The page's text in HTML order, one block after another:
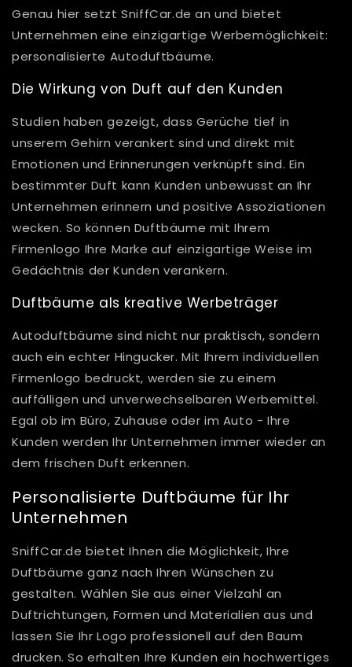
Genau hier setzt SniffCar.de an und bietet
Unternehmen eine einzigartige Werbemöglichkeit:
personalisierte Autoduftbäume.
Die Wirkung von Duft auf den Kunden
Studien haben gezeigt, dass Gerüche tief in
unserem Gehirn verankert sind und direkt mit
Emotionen und Erinnerungen verknüpft sind. Ein
bestimmter Duft kann Kunden unbewusst an Ihr
Unternehmen erinnern und positive Assoziationen
wecken. So können Duftbäume mit Ihrem
Firmenlogo Ihre Marke auf einzigartige Weise im
Gedächtnis der Kunden verankern.
Duftbäume als kreative Werbeträger
Autoduftbäume sind nicht nur praktisch, sondern
auch ein echter Hingucker. Mit Ihrem individuellen
Firmenlogo bedruckt, werden sie zu einem
auffälligen und unverwechselbaren Werbemittel.
Egal ob im Büro, Zuhause oder im Auto - Ihre
Kunden werden Ihr Unternehmen immer wieder an
dem frischen Duft erkennen.
Personalisierte Duftbäume für Ihr
Unternehmen
SniffCar.de bietet Ihnen die Möglichkeit, Ihre
Duftbäume ganz nach Ihren Wünschen zu
gestalten. Wählen Sie aus einer Vielzahl an
Duftrichtungen, Formen und Materialien aus und
lassen Sie Ihr Logo professionell auf den Baum
drucken. So erhalten Ihre Kunden ein hochwertiges